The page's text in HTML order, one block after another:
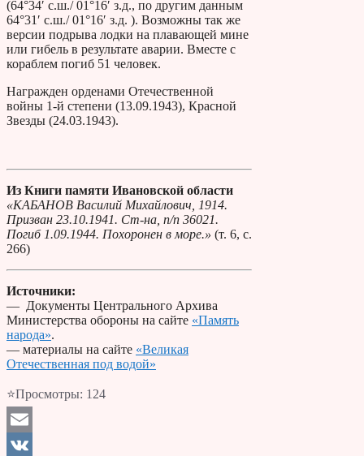
(64°34′ с.ш./ 01°16′ з.д., по другим данным
64°31′ с.ш./ 01°16′ з.д. ). Возможны так же
версии подрыва лодки на плавающей мине
или гибель в результате аварии. Вместе с
кораблем погиб 51 человек.
Награжден орденами Отечественной
войны 1-й степени (13.09.1943), Красной
Звезды (24.03.1943).
Из Книги памяти Ивановской области
«КАБАНОВ Василий Михайлович, 1914.
Призван 23.10.1941. Ст-на, п/п 36021.
Погиб 1.09.1944. Похоронен в море.» (т. 6, с.
266)
Источники:
— Документы Центрального Архива
Министерства обороны на сайте «Память
народа».
— материалы на сайте «Великая
Отечественная под водой»
⭐Просмотры: 124
Email